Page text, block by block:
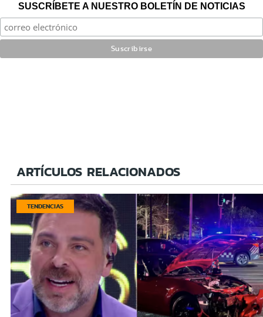
SUSCRÍBETE A NUESTRO BOLETÍN DE NOTICIAS
ARTÍCULOS RELACIONADOS
TENDENCIAS